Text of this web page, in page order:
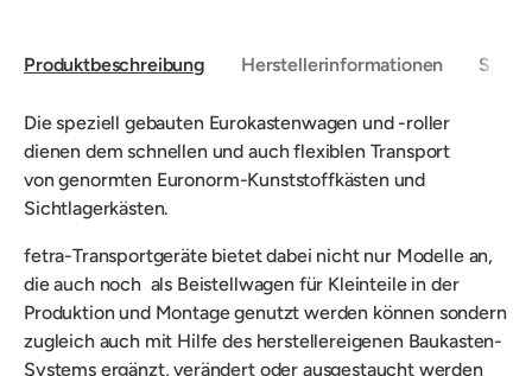
Produktbeschreibung Herstellerinformationen
Diespeziell gebauten Eurokastenwagen und -roller
dienen dem schnellen und auch flexiblen Transport
vongenormten Euronorm-Kunststoffkästen und
Sichtlagerkästen.
fetra-Transportgeräte bietet dabei nicht nur Modelle an,
die auch noch als Beistellwagen für Kleinteilein der
Produktion und Montage genutzt werden können sondern
zugleich auch mit Hilfe des herstellereigenen Baukasten-
Systems ergänzt, verändert oder ausgestaucht werden